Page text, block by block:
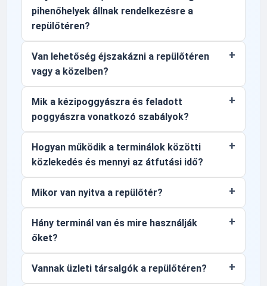
pihenőhelyek állnak rendelkezésre a
repülőtéren?
Van lehetőség éjszakázni a repülőtéren
vagy a közelben?
Mik a kézipoggyászra és feladott
poggyászra vonatkozó szabályok?
Hogyan működik a terminálok közötti
közlekedés és mennyi az átfutási idő?
Mikor van nyitva a repülőtér?
Hány terminál van és mire használják
őket?
Vannak üzleti társalgók a repülőtéren?